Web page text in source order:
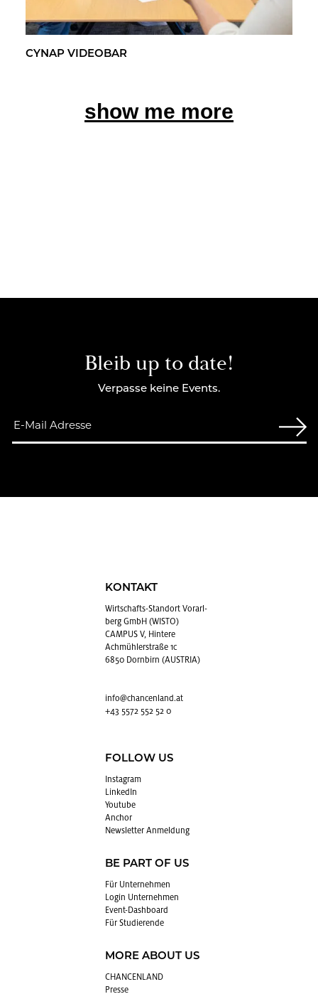
CYNAP VI­DEO­BAR
show me more
Bleib up to date!
Verpasse keine Events.
KONTAKT
Wirt­schafts-Stand­ort Vor­arl­
berg GmbH (WISTO)
CAMPUS V, Hintere
Achmühlerstraße 1c
6850 Dornbirn (AUSTRIA)
info@​chancenland.​at
+43 5572 552 52 0
FOLLOW US
In­sta­gram
Lin­kedIn
You­tube
An­chor
News­let­ter An­mel­dung
BE PART OF US
Für Un­ter­neh­men
Login Un­ter­neh­men
Event-Da­sh­board
Für Stu­die­ren­de
MORE ABOUT US
CHAN­CEN­LAND
Pres­se